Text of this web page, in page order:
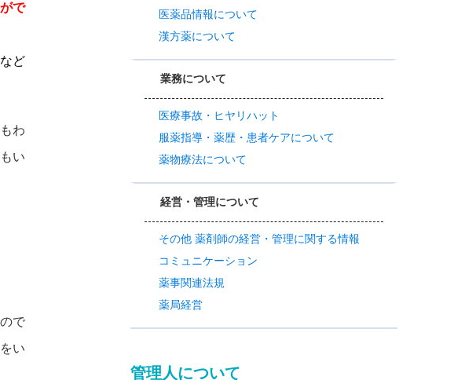
で
など
わ
い
で
い
医薬品情報について
漢方薬について
業務について
医療事故・ヒヤリハット
服薬指導・薬歴・患者ケアについて
薬物療法について
経営・管理について
その他 薬剤師の経営・管理に関する情報
コミュニケーション
薬事関連法規
薬局経営
管理人について